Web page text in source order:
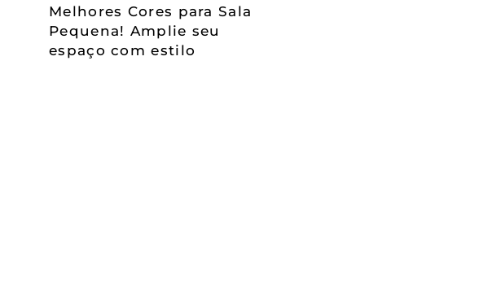
Melhores Cores para Sala
Pequena! Amplie seu
espaço com estilo